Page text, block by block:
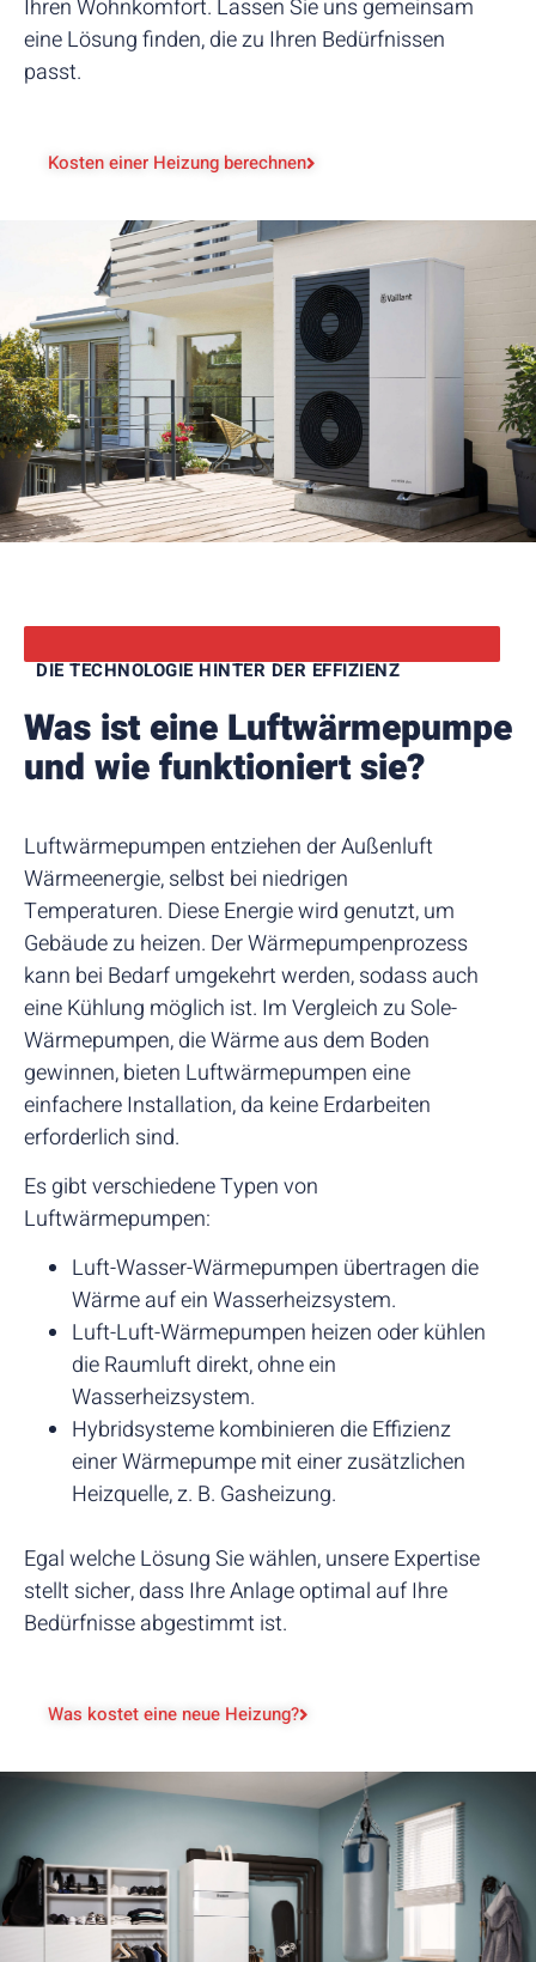
Ihren Wohnkomfort. Lassen Sie uns gemeinsam
eine Lösung finden, die zu Ihren Bedürfnissen
passt.
Kosten einer Heizung berechnen
DIE TECHNOLOGIE HINTER DER EFFIZIENZ
Was ist eine Luftwärme­pumpe
und wie funktioniert sie?
Luftwärmepumpen entziehen der Außenluft
Wärmeenergie, selbst bei niedrigen
Temperaturen. Diese Energie wird genutzt, um
Gebäude zu heizen. Der Wärmepumpenprozess
kann bei Bedarf umgekehrt werden, sodass auch
eine Kühlung möglich ist. Im Vergleich zu Sole-
Wärmepumpen, die Wärme aus dem Boden
gewinnen, bieten Luftwärmepumpen eine
einfachere Installation, da keine Erdarbeiten
erforderlich sind.
Es gibt verschiedene Typen von
Luftwärmepumpen:
Luft-Wasser-Wärmepumpen übertragen die
Wärme auf ein Wasserheizsystem.
Luft-Luft-Wärmepumpen heizen oder kühlen
die Raumluft direkt, ohne ein
Wasserheizsystem.
Hybridsysteme kombinieren die Effizienz
einer Wärmepumpe mit einer zusätzlichen
Heizquelle, z. B. Gasheizung.
Egal welche Lösung Sie wählen, unsere Expertise
stellt sicher, dass Ihre Anlage optimal auf Ihre
Bedürfnisse abgestimmt ist.
Was kostet eine neue Heizung?